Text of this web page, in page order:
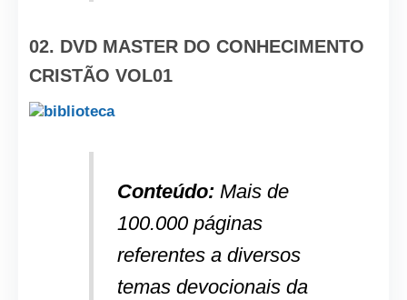
02. DVD MASTER DO CONHECIMENTO
CRISTÃO VOL01
Conteúdo: Mais de
100.000 páginas
referentes a diversos
temas devocionais da